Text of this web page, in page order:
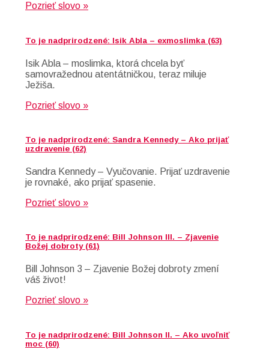
Pozrieť slovo »
To je nadprirodzené: Isik Abla – exmoslimka (63)
Isik Abla – moslimka, ktorá chcela byť
samovražednou atentátničkou, teraz miluje
Ježiša.
Pozrieť slovo »
To je nadprirodzené: Sandra Kennedy – Ako prijať
uzdravenie (62)
Sandra Kennedy – Vyučovanie. Prijať uzdravenie
je rovnaké, ako prijať spasenie.
Pozrieť slovo »
To je nadprirodzené: Bill Johnson III. – Zjavenie
Božej dobroty (61)
Bill Johnson 3 – Zjavenie Božej dobroty zmení
váš život!
Pozrieť slovo »
To je nadprirodzené: Bill Johnson II. – Ako uvoľniť
moc (60)